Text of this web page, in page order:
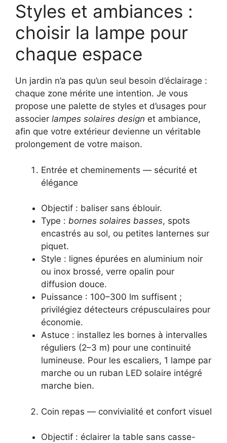
Styles et ambiances :
choisir la lampe pour
chaque espace
Un jardin n’a pas qu’un seul besoin d’éclairage :
chaque zone mérite une intention. Je vous
propose une palette de styles et d’usages pour
associer lampes solaires design et ambiance,
afin que votre extérieur devienne un véritable
prolongement de votre maison.
Entrée et cheminements — sécurité et
élégance
Objectif : baliser sans éblouir.
Type : bornes solaires basses, spots
encastrés au sol, ou petites lanternes sur
piquet.
Style : lignes épurées en aluminium noir
ou inox brossé, verre opalin pour
diffusion douce.
Puissance : 100–300 lm suffisent ;
privilégiez détecteurs crépusculaires pour
économie.
Astuce : installez les bornes à intervalles
réguliers (2–3 m) pour une continuité
lumineuse. Pour les escaliers, 1 lampe par
marche ou un ruban LED solaire intégré
marche bien.
Coin repas — convivialité et confort visuel
Objectif : éclairer la table sans casse-